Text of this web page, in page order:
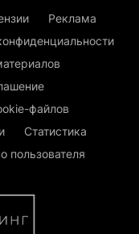
Реклама
файлов
Статистика
пользователя